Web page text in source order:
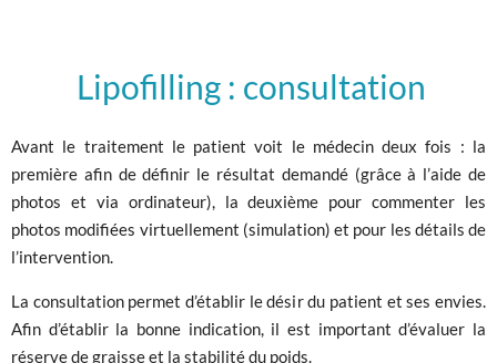
Lipofilling : consultation
Avant le traitement le patient voit le médecin deux fois : la
première afin de définir le résultat demandé (grâce à l’aide de
photos et via ordinateur), la deuxième pour commenter les
photos modifiées virtuellement (simulation) et pour les détails de
l’intervention.
La consultation permet d’établir le désir du patient et ses envies.
Afin d’établir la bonne indication, il est important d’évaluer la
réserve de graisse et la stabilité du poids.